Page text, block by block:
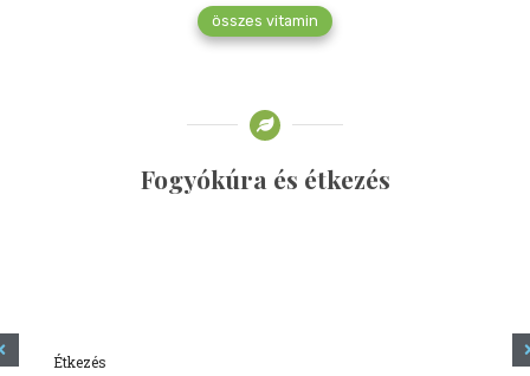
összes vitamin
Fogyókúra és étkezés
Étkezés